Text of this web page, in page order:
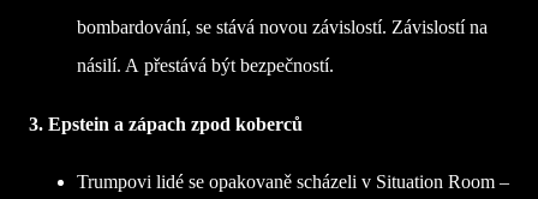
bombardování, se stává novou závislostí. Závislostí na
násilí. A přestává být bezpečností.
3. Epstein a zápach zpod koberců
Trumpovi lidé se opakovaně scházeli v Situation Room –